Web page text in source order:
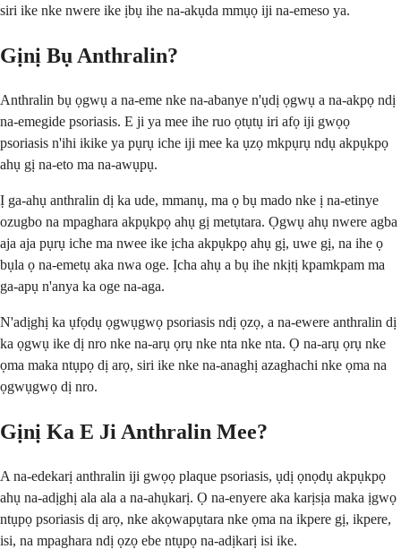
siri ike nke nwere ike ịbụ ihe na-akụda mmụọ iji na-emeso ya.
Gịnị Bụ Anthralin?
Anthralin bụ ọgwụ a na-eme nke na-abanye n'ụdị ọgwụ a na-akpọ ndị
na-emegide psoriasis. E ji ya mee ihe ruo ọtụtụ iri afọ iji gwọọ
psoriasis n'ihi ikike ya pụrụ iche iji mee ka ụzọ mkpụrụ ndụ akpụkpọ
ahụ gị na-eto ma na-awụpụ.
Ị ga-ahụ anthralin dị ka ude, mmanụ, ma ọ bụ mado nke ị na-etinye
ozugbo na mpaghara akpụkpọ ahụ gị metụtara. Ọgwụ ahụ nwere agba
aja aja pụrụ iche ma nwee ike ịcha akpụkpọ ahụ gị, uwe gị, na ihe ọ
bụla ọ na-emetụ aka nwa oge. Ịcha ahụ a bụ ihe nkịtị kpamkpam ma
ga-apụ n'anya ka oge na-aga.
N'adịghị ka ụfọdụ ọgwụgwọ psoriasis ndị ọzọ, a na-ewere anthralin dị
ka ọgwụ ike dị nro nke na-arụ ọrụ nke nta nke nta. Ọ na-arụ ọrụ nke
ọma maka ntụpọ dị arọ, siri ike nke na-anaghị azaghachi nke ọma na
ọgwụgwọ dị nro.
Gịnị Ka E Ji Anthralin Mee?
A na-edekarị anthralin iji gwọọ plaque psoriasis, ụdị ọnọdụ akpụkpọ
ahụ na-adịghị ala ala a na-ahụkarị. Ọ na-enyere aka karịsịa maka ịgwọ
ntụpọ psoriasis dị arọ, nke akọwapụtara nke ọma na ikpere gị, ikpere,
isi, na mpaghara ndị ọzọ ebe ntụpọ na-adịkarị isi ike.